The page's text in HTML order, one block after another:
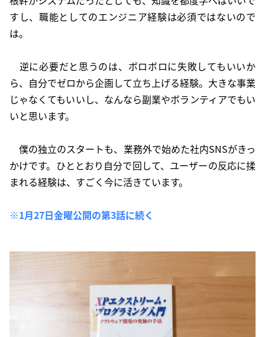
すし、職能としてのエンジニア経験は必須ではないので
は。
逆に必要だと思うのは、ボロボロに失敗してもいいか
ら、自分でゼロから企画して立ち上げる経験。大きな事業
じゃなくてもいいし、なんなら副業やボランティアでもい
いと思います。
僕の独立のスタートも、業務外で始めた社内SNSがきっ
かけです。ひととおり自分で回して、ユーザーの反応に揉
まれる経験は、すごく今に活きています。
※1月27日金曜公開の第3話に続く